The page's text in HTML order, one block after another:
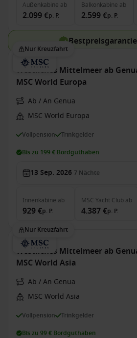
Außenkabine ab
2.099 €p. P.
Balkonkabine ab
2.599 €p. P.
Nur Kreuzfahrt
Westliches Mittelmeer ab
MSC World Europa
Ab / An Genua
MSC World Europa
Vollpension Trinkgelder
Bis zu 199 € Bordguthaben
13 Sep. 2026 7 Nächte
Innenkabine ab
929 €p. P.
MSC Yacht Club ab
4.387 €p. P.
Nur Kreuzfahrt
Westliches Mittelmeer ab
MSC World Asia
Ab / An Genua
MSC World Asia
Vollpension Trinkgelder
Bis zu 99 € Bordguthaben